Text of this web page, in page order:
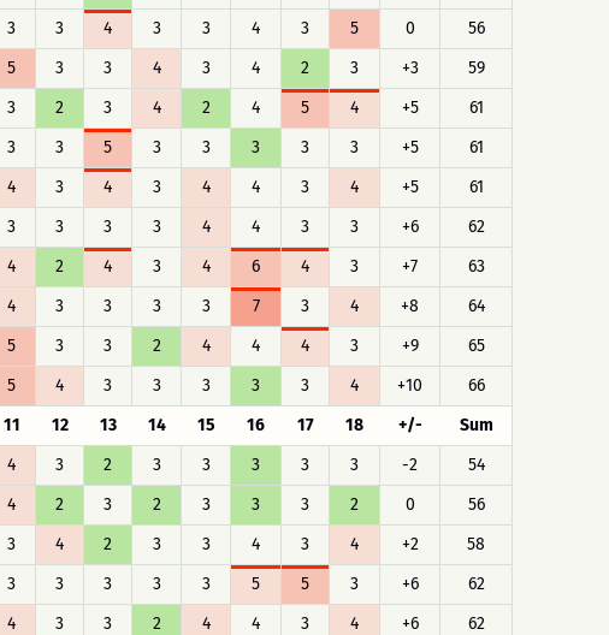
3 3 4 3 3 4 3 5 0
56
5 3 3 4 3 4 2 3 +3
59
3 2 3 4 2 4 5 4 +5
61
3 3 5 3 3 3 3 3 +5
61
4 3 4 3 4 4 3 4 +5
61
3 3 3 3 4 4 3 3 +6
62
4 2 4 3 4 6 4 3 +7
63
4 3 3 3 3 7 3 4 +8
64
5 3 3 2 4 4 4 3 +9
65
5 4 3 3 3 3 3 4 +10
66
11 12 13 14 15 16 17 18 +/-
Sum
4 3 2 3 3 3 3 3 -2
54
4 2 3 2 3 3 3 2 0
56
3 4 2 3 3 4 3 4 +2
58
3 3 3 3 3 5 5 3 +6
62
4 3 3 2 4 4 3 4 +6
62